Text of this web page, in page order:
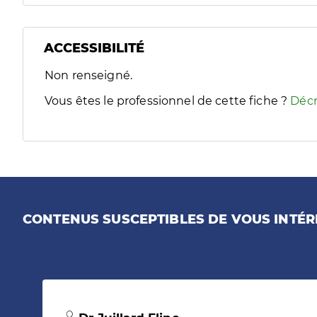
ACCESSIBILITÉ
Filtres
Sélectionnez un ou plusieurs handicaps/besoins
Non renseigné.
Vous êtes le professionnel de cette fiche ?
CONTENUS SUSCEPTIBLES DE VOUS